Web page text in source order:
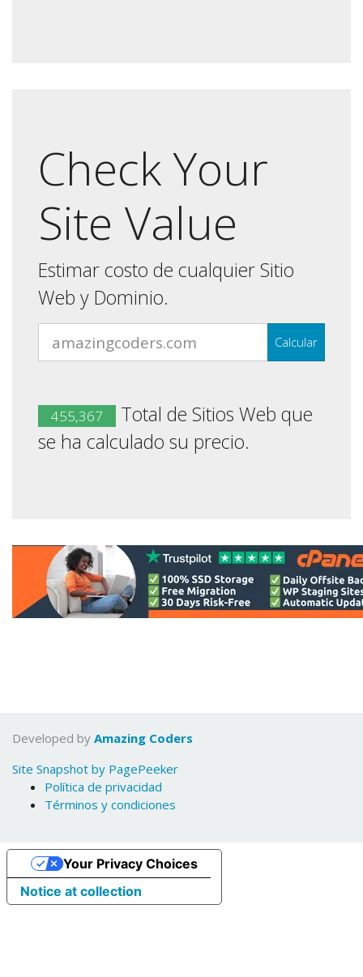
Check Your
Site Value
Estimar costo de cualquier Sitio
Web y Dominio.
Calcular
455,367
Total de Sitios Web que
se ha calculado su precio.
Developed by Amazing Coders
Site Snapshot by PagePeeker
Política de privacidad
Términos y condiciones
Notice at collection
Your Privacy Choices